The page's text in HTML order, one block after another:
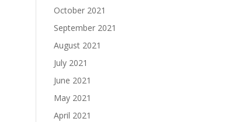
October 2021
September 2021
August 2021
July 2021
June 2021
May 2021
April 2021